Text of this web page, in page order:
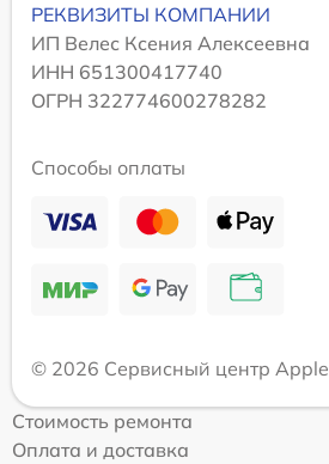
РЕКВИЗИТЫ КОМПАНИИ
ИП Велес Ксения Алексеевна
ИНН 651300417740
ОГРН 322774600278282
Способы оплаты
© 2026 Сервисный центр Apple
Стоимость ремонта
Оплата и доставка